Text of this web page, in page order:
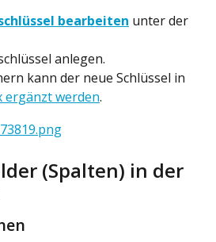
bearbeiten unter der
anlegen.
kann der neue Schlüssel in
ergänzt werden.
(Spalten) in der